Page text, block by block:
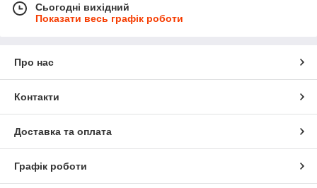
Сьогодні вихідний
Показати весь графік роботи
Про нас
Контакти
Доставка та оплата
Графік роботи